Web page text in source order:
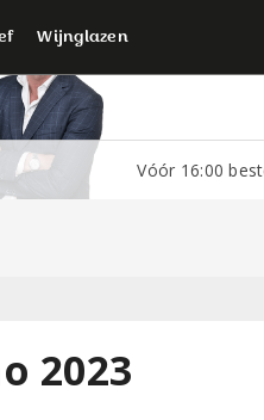
010 -
Vóór 16:00
Wijnglazen
2023